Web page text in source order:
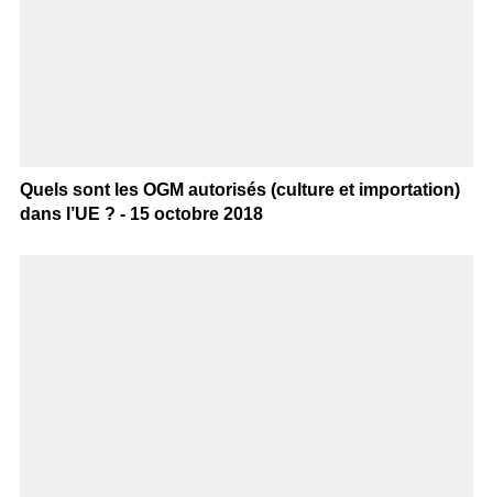
Quels sont les OGM autorisés (culture et importation)
dans l’UE ? - 15 octobre 2018